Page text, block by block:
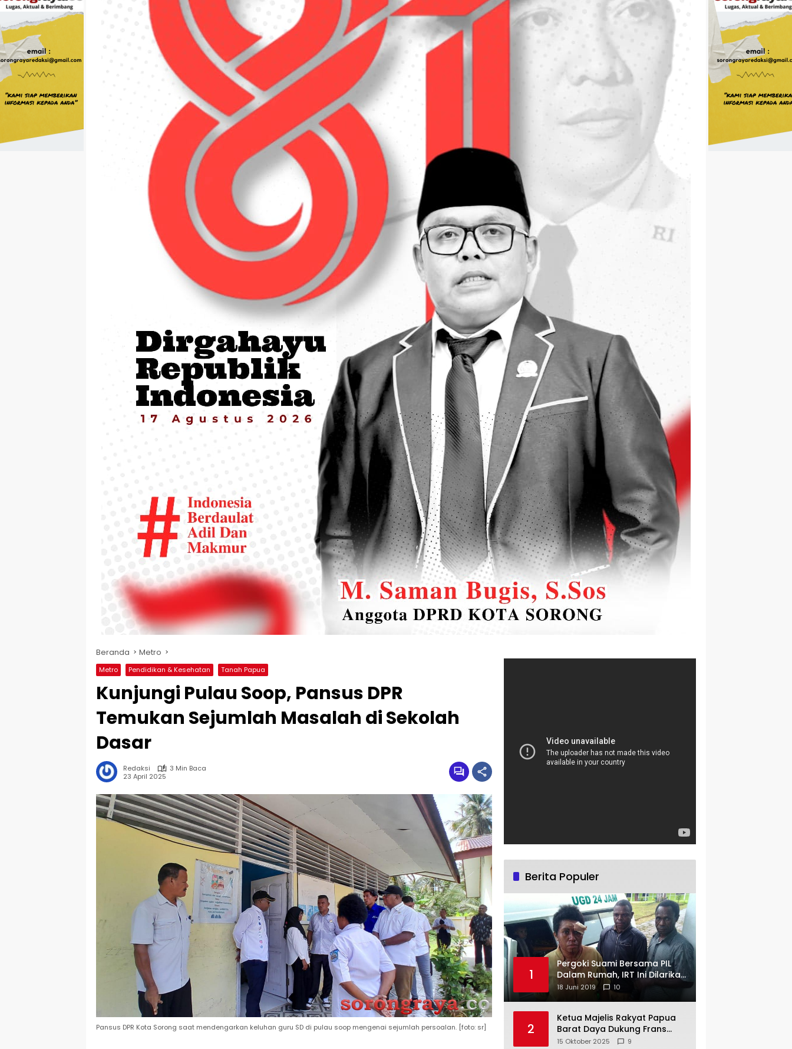
Beranda Metro
Metro Pendidikan & Kesehatan Tanah Papua
Kunjungi Pulau Soop, Pansus DPR
Temukan Sejumlah Masalah di Sekolah
Dasar
Redaksi
3 Min Baca
23 April 2025
Pansus DPR Kota Sorong saat mendengarkan keluhan guru SD di pulau soop mengenai sejumlah persoalan. [foto: sr]
Berita Populer
1
Pergoki Suami Bersama PIL
Dalam Rumah, IRT Ini Dilarikan
ke RS
18 Juni 2019 10
2
Ketua Majelis Rakyat Papua
Barat Daya Dukung Frans
Pigome Sebagai Presidir PT
15 Oktober 2025 9